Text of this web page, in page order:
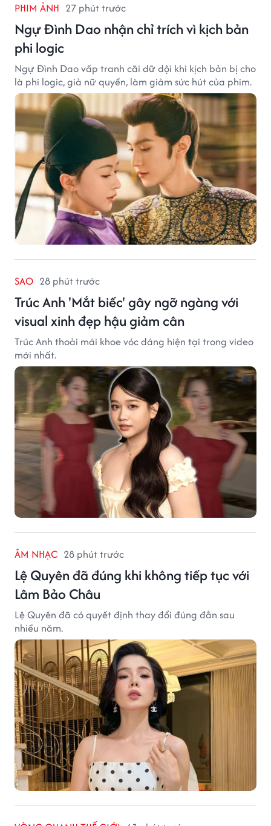
PHIM ẢNH 27 phút trước
Ngự Đình Dao nhận chỉ trích vì kịch bản
phi logic
Ngự Đình Dao vấp tranh cãi dữ dội khi kịch bản bị cho
là phi logic, giả nữ quyền, làm giảm sức hút của phim.
SAO 28 phút trước
Trúc Anh 'Mắt biếc' gây ngỡ ngàng với
visual xinh đẹp hậu giảm cân
Trúc Anh thoải mái khoe vóc dáng hiện tại trong video
mới nhất.
ÂM NHẠC 28 phút trước
Lệ Quyên đã đúng khi không tiếp tục với
Lâm Bảo Châu
Lệ Quyên đã có quyết định thay đổi đúng đắn sau
nhiều năm.